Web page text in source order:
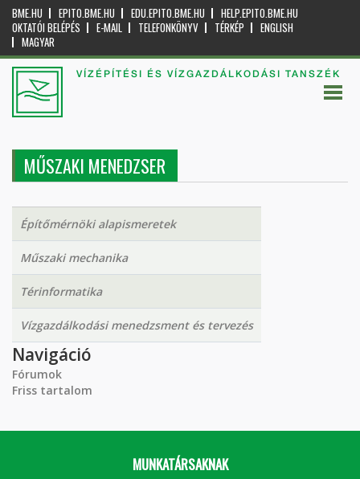
BME.HU EPITO.BME.HU EDU.EPITO.BME.HU
HELP.EPITO.BME.HU
OKTATÓI BELÉPÉS
E-MAIL TELEFONKÖNYV TÉRKÉP
ENGLISH
MAGYAR
VÍZÉPÍTÉSI ÉS VÍZGAZDÁLKODÁSI TANSZÉK
MŰSZAKI MENEDZSER
Építőmérnöki alapismeretek
Műszaki mechanika
Térinformatika
Vízgazdálkodási menedzsment és tervezés
Navigáció
Fórumok
Friss tartalom
MUNKATÁRSAKNAK